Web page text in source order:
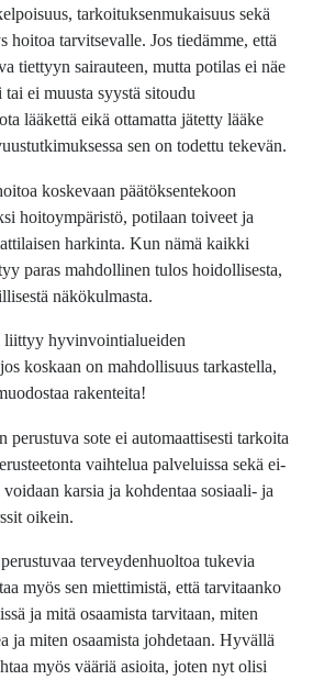
tarkoituksenmukaisuus sekä
hoitoa tarvitsevalle. Jos tiedämme, että
tiettyyn sairauteen, mutta potilas ei näe
ei muusta syystä sitoudu
lääkettä eikä ottamatta jätetty lääke
sen on todettu tekevän.
koskevaan päätöksentekoon
hoitoympäristö, potilaan toiveet ja
harkinta. Kun nämä kaikki
paras mahdollinen tulos hoidollisesta,
näkökulmasta.
liittyy hyvinvointialueiden
koskaan on mahdollisuus tarkastella,
rakenteita!
perustuva sote ei automaattisesti tarkoita
vaihtelua palveluissa sekä ei-
karsia ja kohdentaa sosiaali- ja
oikein.
terveydenhuoltoa tukevia
myös sen miettimistä, että tarvitaanko
ja mitä osaamista tarvitaan, miten
ja miten osaamista johdetaan. Hyvällä
myös vääriä asioita, joten nyt olisi